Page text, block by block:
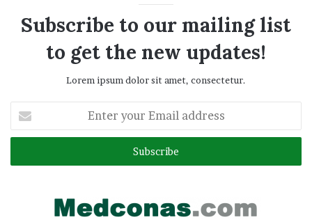
Subscribe to our mailing list
to get the new updates!
Lorem ipsum dolor sit amet, consectetur.
your
Email